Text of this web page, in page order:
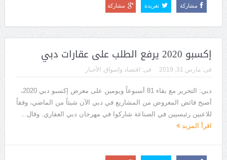
مشاركة تغريدة مشاركة
إكسبو 2020 يرفع الطلب على عقارات دبي
فى: مارس 31, 2019 فى: اقتصاد واسواق, الأخبار
دبي: التحرير مع بقاء 81 أسبوعاً ويومين على معرض إكسبو دبي 2020،
أصبح فائض المعروض من المشاريع في دبي الآن شيئاً من الماضي، وفقاً
للاعبين رئيسيين في الصناعة شاركوا في مهرجان دبي العقاري. وقال...
اقرأ المزيد